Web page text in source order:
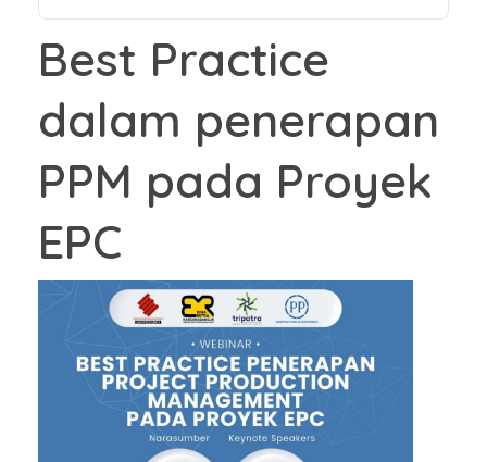
Best Practice
dalam penerapan
PPM pada Proyek
EPC